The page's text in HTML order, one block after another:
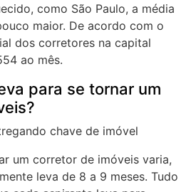
como São Paulo, a média
maior. De acordo com o
dos corretores na capital
ao mês.
para se tornar um
um corretor de imóveis varia,
leva de 8 a 9 meses. Tudo